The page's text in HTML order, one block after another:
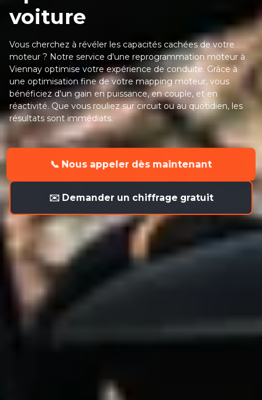
voiture
Vous cherchez à révéler les capacités cachées de votre
moteur ? Notre service d'une reprogrammation moteur à
Viennay optimise votre expérience de conduite. Grâce à
une optimisation fine de votre mapping moteur, vous
bénéficiez d'un gain en puissance, en couple, et en
réactivité. Que vous rouliez sur circuit ou au quotidien, les
résultats sont immédiats.
📞 Nous appeler dès maintenant
✉️ Demander un chiffrage gratuit